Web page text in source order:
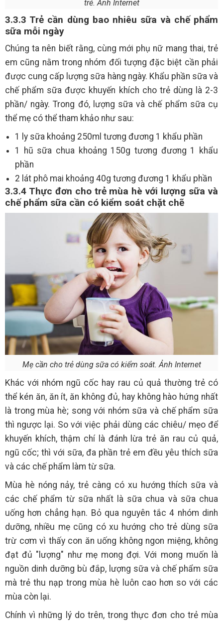
trẻ. Ảnh Internet
3.3.3 Trẻ cần dùng bao nhiêu sữa và chế phẩm
sữa mỗi ngày
Chúng ta nên biết rằng, cùng mới phụ nữ mang thai, trẻ
em cũng nằm trong nhóm đối tượng đặc biệt cần phải
được cung cấp lượng sữa hàng ngày. Khẩu phần sữa và
chế phẩm sữa được khuyến khích cho trẻ dùng là 2-3
phần/ ngày. Trong đó, lượng sữa và chế phẩm sữa cụ
thể mẹ có thể tham khảo như sau:
1 ly sữa khoảng 250ml tương đương 1 khẩu phần
1 hũ sữa chua khoảng 150g tương đương 1 khẩu
phần
2 lát phô mai khoảng 40g tương đương 1 khẩu phần
3.3.4 Thực đơn cho trẻ mùa hè với lượng sữa và
chế phẩm sữa cần có kiểm soát chặt chẽ
Mẹ cần cho trẻ dùng sữa có kiểm soát. Ảnh Internet
Khác với nhóm ngũ cốc hay rau củ quả thường trẻ có
thể kén ăn, ăn ít, ăn không đủ, hay không hào hứng nhất
là trong mùa hè; song với nhóm sữa và chế phẩm sữa
thì ngược lại. So với việc phải dùng các chiêu/ mẹo để
khuyến khích, thậm chí là đánh lừa trẻ ăn rau củ quả,
ngũ cốc; thì với sữa, đa phần trẻ em đều yêu thích sữa
và các chế phẩm làm từ sữa.
Mùa hè nóng nảy, trẻ càng có xu hướng thích sữa và
các chế phẩm từ sữa nhất là sữa chua và sữa chua
uống hơn chẳng hạn. Bỏ qua nguyên tắc 4 nhóm dinh
dưỡng, nhiều mẹ cũng có xu hướng cho trẻ dùng sữa
trừ cơm vì thấy con ăn uống không ngon miệng, không
đạt đủ "lượng" như mẹ mong đợi. Với mong muốn là
nguồn dinh dưỡng bù đắp, lượng sữa và chế phẩm sữa
mà trẻ thu nạp trong mùa hè luôn cao hơn so với các
mùa còn lại.
Chính vì những lý do trên, trong thực đơn cho trẻ mùa